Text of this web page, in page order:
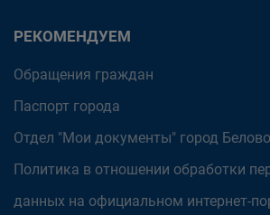
РЕКОМЕНДУЕМ
Обращения граждан
Паспорт города
Отдел "Мои документы" город Белово
Политика в отношении обработки
данных на официальном интернет-